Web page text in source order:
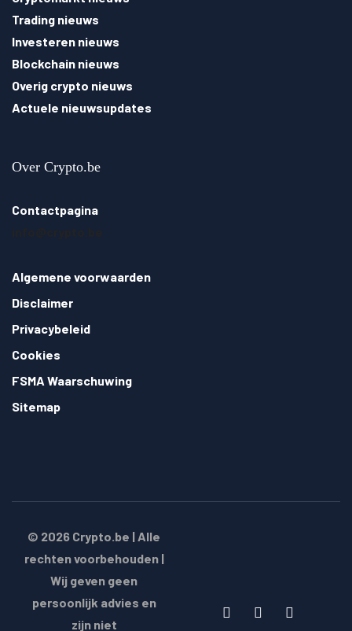
Trading nieuws
Investeren nieuws
Blockchain nieuws
Overig crypto nieuws
Actuele nieuwsupdates
Over Crypto.be
Contactpagina
Algemene voorwaarden
Disclaimer
Privacybeleid
Cookies
FSMA Waarschuwing
Sitemap
© 2026 Crypto.be | Alle
rechten voorbehouden |
Wij geven geen
persoonlijk advies en
zijn niet